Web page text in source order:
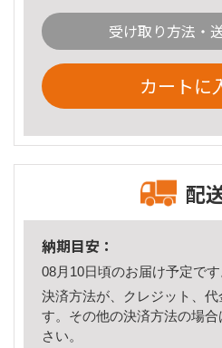
受け取り方法・
カートに
配
納期目安：
08月10日頃のお届け予定です
決済方法が、クレジット、
す。その他の決済方法の場合
さい。